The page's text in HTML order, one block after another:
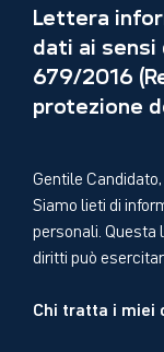
Lettera
dati ai sensi
679/2016
protezione
Gentile Candidato,
Siamo lieti di
personali. Questa
diritti può
Chi tratta i miei